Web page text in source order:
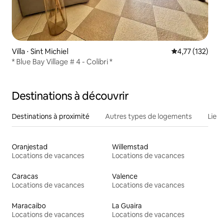
Villa ⋅ Sint Michiel Évaluation
4,77 (132)
* Blue Bay Village # 4 - Colibri *
Destinations à découvrir
Destinations à proximité Autres types de logements
Oranjestad
Locations de vacances
Willemstad
Locations de vacances
Caracas
Locations de vacances
Valence
Locations de vacances
Maracaibo
Locations de vacances
La Guaira
Locations de vacances